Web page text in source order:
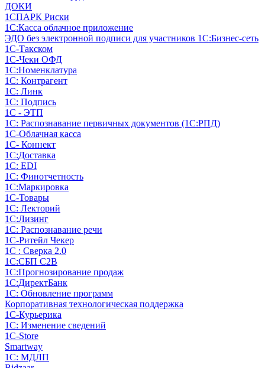
ДОКИ
1СПАРК Риски
1С:Касса облачное приложение
ЭДО без электронной подписи для участников 1С:Бизнес-сеть
1С-Такском
1С-Чеки ОФД
1С:Номенклатура
1С: Контрагент
1С: Линк
1С: Подпись
1С - ЭТП
1С: Распознавание первичных документов (1С:РПД)
1С-Облачная касса
1С- Коннект
1С:Доставка
1С: EDI
1С: Финотчетность
1С:Маркировка
1С-Товары
1С: Лекторий
1С:Лизинг
1С: Распознавание речи
1C-Ритейл Чекер
1С : Сверка 2.0
1С:СБП C2B
1С:Прогнозирование продаж
1С:ДиректБанк
1С: Обновление программ
Корпоративная технологическая поддержка
1С-Курьерика
1С: Изменение сведений
1C-Store
Smartway
1С: МДЛП